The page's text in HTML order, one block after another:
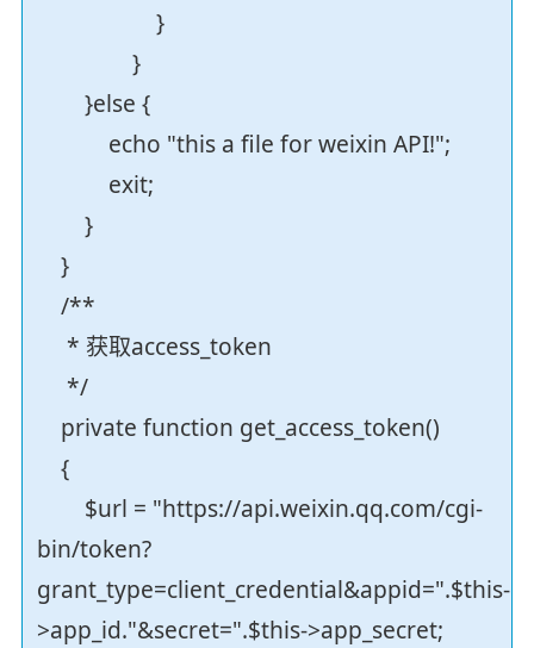
}
}
}else {
echo "this a file for weixin API!";
exit;
}
}
/**
* 获取access_token
*/
private function get_access_token()
{
$url = "https://api.weixin.qq.com/cgi-
bin/token?
grant_type=client_credential&appid=".$this-
>app_id."&secret=".$this->app_secret;